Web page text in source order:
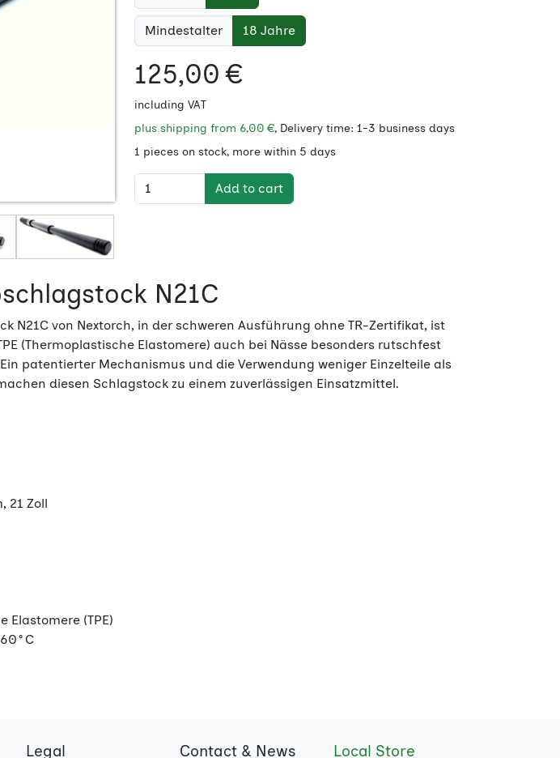
Mindestalter 18 Jahre
125,00 €
including VAT
plus shipping from 6,00 €, Delivery time: 1-3 business days
1 pieces on stock, more within 5 days
Add to cart
N21C
N21C von Nextorch, in der schweren Ausführung ohne TR-Zertifikat, ist
(Thermoplastische Elastomere) auch bei Nässe besonders rutschfest
patentierter Mechanismus und die Verwendung weniger Einzelteile als
diesen Schlagstock zu einem zuverlässigen Einsatzmittel.
21 Zoll
(TPE)
Legal Contact & News Local Store